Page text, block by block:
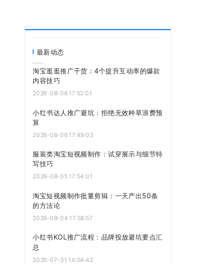
最新动态
淘宝逛逛推广干货：4个提升互动率的爆款
内容技巧
2026-08-06 17:52:01
小红书达人推广避坑：拒绝无效种草浪费预
算
2026-08-06 17:49:03
服装类淘宝短视频制作：试穿展示与细节特
写技巧
2026-08-05 17:54:01
淘宝短视频制作批量剪辑：一天产出50条
的方法论
2026-08-04 17:58:57
小红书KOL推广流程：品牌投放避坑要点汇
总
2026-07-31 14:54:42